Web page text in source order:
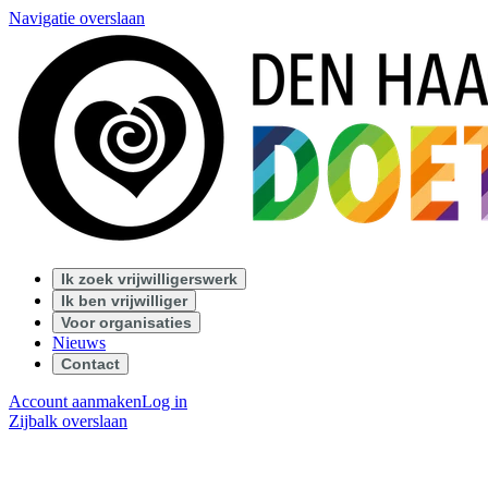
Navigatie overslaan
Ik zoek vrijwilligerswerk
Ik ben vrijwilliger
Voor organisaties
Nieuws
Contact
Account aanmakenLog in
Zijbalk overslaan